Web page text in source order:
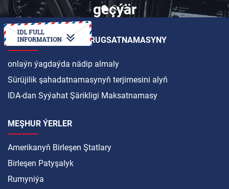
geçýär
HALKARA SÜRÜJILIK RUGSATNAMASYNY
onlaýn ýagdaýda nädip almaly
Sürüjilik şahadatnamasynyň terjimesini alyň
IDA-dan Syýahat Şärikligi Maksatnamasy
MEŞHUR ÝERLER
Amerikanyň Birleşen Ştatlary
Birleşen Patyşalyk
Rumyniýa